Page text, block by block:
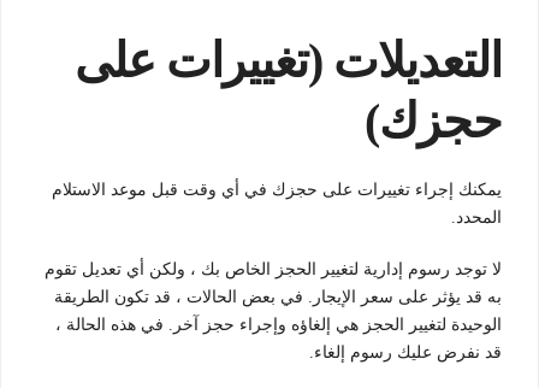
التعديلات (تغييرات على
حجزك)
يمكنك إجراء تغييرات على حجزك في أي وقت قبل موعد الاستلام
المحدد.
لا توجد رسوم إدارية لتغيير الحجز الخاص بك ، ولكن أي تعديل تقوم
به قد يؤثر على سعر الإيجار. في بعض الحالات ، قد تكون الطريقة
الوحيدة لتغيير الحجز هي إلغاؤه وإجراء حجز آخر. في هذه الحالة ،
قد نفرض عليك رسوم إلغاء.